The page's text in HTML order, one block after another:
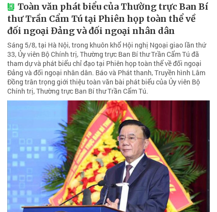
Toàn văn phát biểu của Thường trực Ban Bí
thư Trần Cẩm Tú tại Phiên họp toàn thể về
đối ngoại Đảng và đối ngoại nhân dân
Sáng 5/8, tại Hà Nội, trong khuôn khổ Hội nghị Ngoại giao lần thứ
33, Ủy viên Bộ Chính trị, Thường trực Ban Bí thư Trần Cẩm Tú đã
tham dự và phát biểu chỉ đạo tại Phiên họp toàn thể về đối ngoại
Đảng và đối ngoại nhân dân. Báo và Phát thanh, Truyền hình Lâm
Đồng trân trọng giới thiệu toàn văn bài phát biểu của Ủy viên Bộ
Chính trị, Thường trực Ban Bí thư Trần Cẩm Tú.